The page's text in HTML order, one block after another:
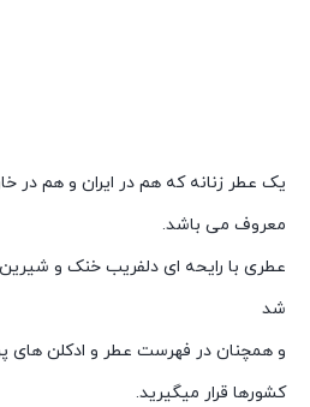
یک عطر زنانه که هم در ایران و هم در
معروف می باشد.
شد
و همچنان در فهرست عطر و ادکلن های
کشورها قرار میگیرید.